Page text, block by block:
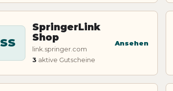
SS
SpringerLink
Shop
link.springer.com
3 aktive Gutscheine
Ansehen